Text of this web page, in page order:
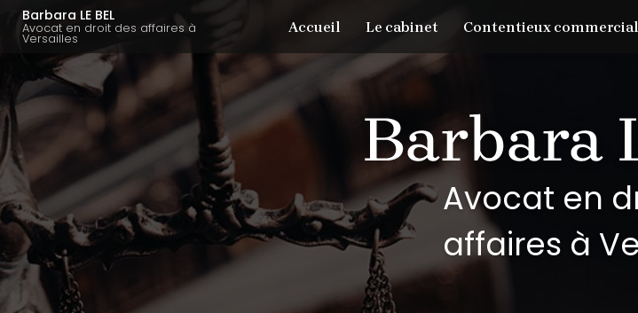
Aller
contenu
principal
Barbara LE BEL
Avocat en droit des affaires à
Versailles
Accueil
Le cabinet Contentieux commercial
Avocat en
affaires à